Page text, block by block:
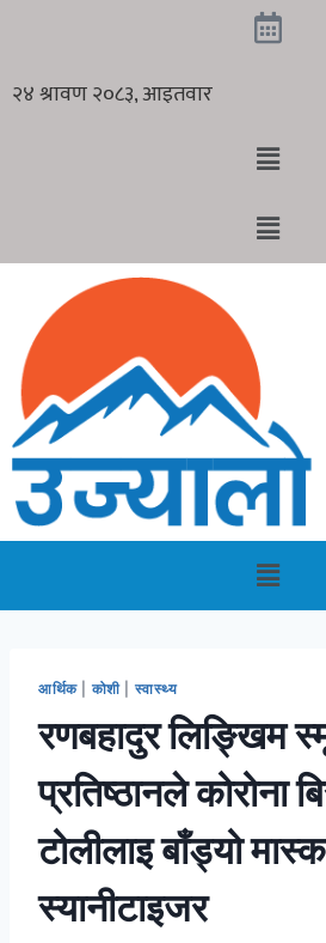
आर्थिक| कोशी| स्वास्थ्य
रणबहादुर लिङ्खिम
प्रतिष्ठानले कोरोना
टोलीलाइ बाँड्यो
स्यानीटाइजर